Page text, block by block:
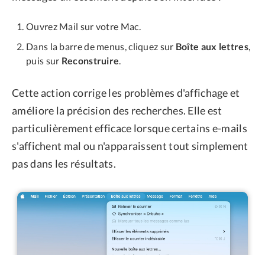
Ouvrez Mail sur votre Mac.
Dans la barre de menus, cliquez sur Boîte aux lettres,
puis sur Reconstruire
Cette action corrige les problèmes d'affichage et
améliore la précision des recherches. Elle est
particulièrement efficace lorsque certains e-mails
s'affichent mal ou n'apparaissent tout simplement
pas dans les résultats.